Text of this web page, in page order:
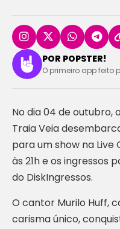
POR POPSTER!
O primeiro app feito
No dia 04 de outubro,
Traia Veia
para um show na
às 21h e os ingressos
do DiskIngressos.
O cantor Murilo Huff,
carisma único,